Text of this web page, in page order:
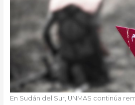
En Sudán del Sur, UNMAS continúa